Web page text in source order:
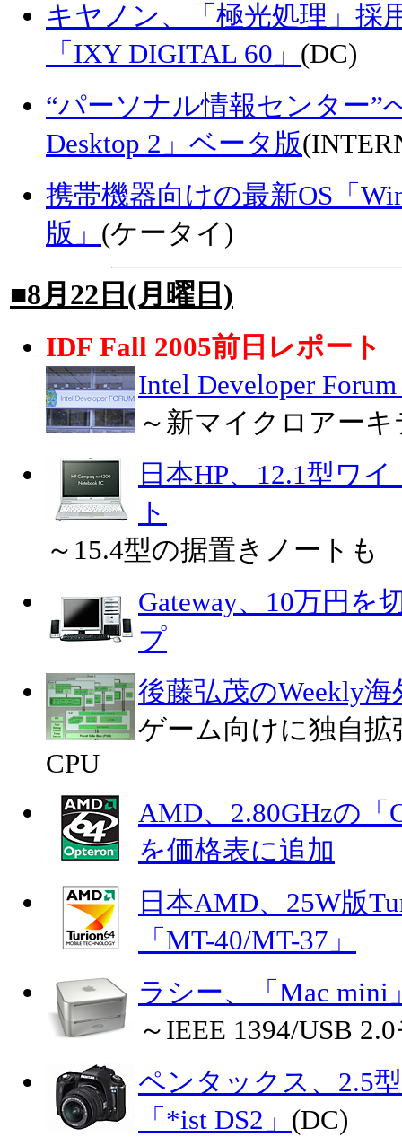
キヤノン、「極光処理」採
「IXY DIGITAL 60」 (DC)
“パーソナル情報センター”
Desktop 2」ベータ版
携帯機器向けの最新OS「
版」 (ケータイ)
■8月22日(月曜日)
IDF Fall 2005前日レポート
Intel Developer
～新マイクロアー
日本HP、12.1型ワ
ト
～15.4型の据置きノートも
Gateway、10万円を
プ
後藤弘茂のWeekly
ゲーム向けに独自拡
CPU
AMD、2.80GHzの「
を価格表に追加
日本AMD、25W版
「MT-40/MT-37」
ラシー、「Mac
～IEEE 1394/USB
ペンタックス、2.5
「*ist DS2」 (DC)